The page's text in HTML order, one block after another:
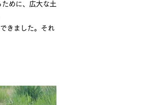
めに、広大な土
きました。それ